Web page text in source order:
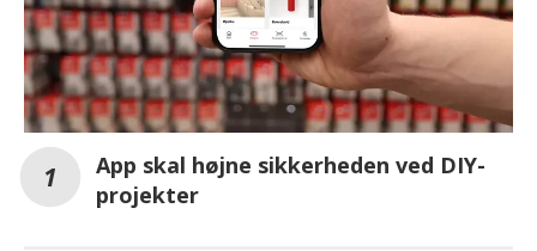
App skal højne sikkerheden ved DIY-
projekter